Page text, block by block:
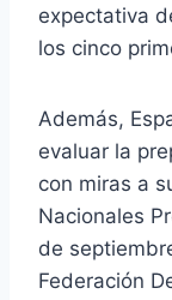
expectativa
los cinco
Además,
evaluar la
con miras a
Nacionales
de
Federación